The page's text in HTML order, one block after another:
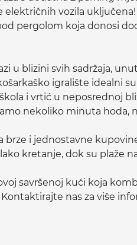
električnih vozila uključena!
pergolom koja donosi
u blizini svih sadržaja,
igralište idealni
i vrtić u neposrednoj
nekoliko minuta hoda,
brze i jednostavne
kretanje, dok su plaže
savršenoj kući koja
nas za više